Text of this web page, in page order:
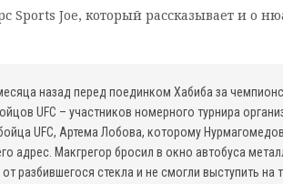
Sports Joe, который рассказывает и о
назад перед поединком Хабиба за
UFC – участников номерного турнира
UFC, Артема Лобова, которому
адрес. Макгрегор бросил в окно автобуса
разбившегося стекла и не смогли выступить на